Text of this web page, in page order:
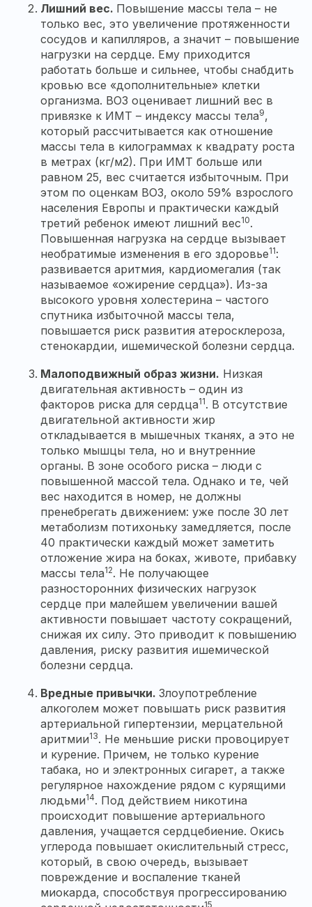
Лишний вес. Повышение массы тела – не
только вес, это увеличение протяженности
сосудов и капилляров, а значит – повышение
нагрузки на сердце. Ему приходится
работать больше и сильнее, чтобы снабдить
кровью все «дополнительные» клетки
организма. ВОЗ оценивает лишний вес в
привязке к ИМТ – индексу массы тела9,
который рассчитывается как отношение
массы тела в килограммах к квадрату роста
в метрах (кг/м2). При ИМТ больше или
равном 25, вес считается избыточным. При
этом по оценкам ВОЗ, около 59% взрослого
населения Европы и практически каждый
третий ребенок имеют лишний вес10.
Повышенная нагрузка на сердце вызывает
необратимые изменения в его здоровье11:
развивается аритмия, кардиомегалия (так
называемое «ожирение сердца»). Из-за
высокого уровня холестерина – частого
спутника избыточной массы тела,
повышается риск развития атеросклероза,
стенокардии, ишемической болезни сердца.
Малоподвижный образ жизни. Низкая
двигательная активность – один из
факторов риска для сердца11. В отсутствие
двигательной активности жир
откладывается в мышечных тканях, а это не
только мышцы тела, но и внутренние
органы. В зоне особого риска – люди с
повышенной массой тела. Однако и те, чей
вес находится в номер, не должны
пренебрегать движением: уже после 30 лет
метаболизм потихоньку замедляется, после
40 практически каждый может заметить
отложение жира на боках, животе, прибавку
массы тела12. Не получающее
разносторонних физических нагрузок
сердце при малейшем увеличении вашей
активности повышает частоту сокращений,
снижая их силу. Это приводит к повышению
давления, риску развития ишемической
болезни сердца.
Вредные привычки. Злоупотребление
алкоголем может повышать риск развития
артериальной гипертензии, мерцательной
аритмии13. Не меньшие риски провоцирует
и курение. Причем, не только курение
табака, но и электронных сигарет, а также
регулярное нахождение рядом с курящими
людьми14. Под действием никотина
происходит повышение артериального
давления, учащается сердцебиение. Окись
углерода повышает окислительный стресс,
который, в свою очередь, вызывает
повреждение и воспаление тканей
миокарда, способствуя прогрессированию
15